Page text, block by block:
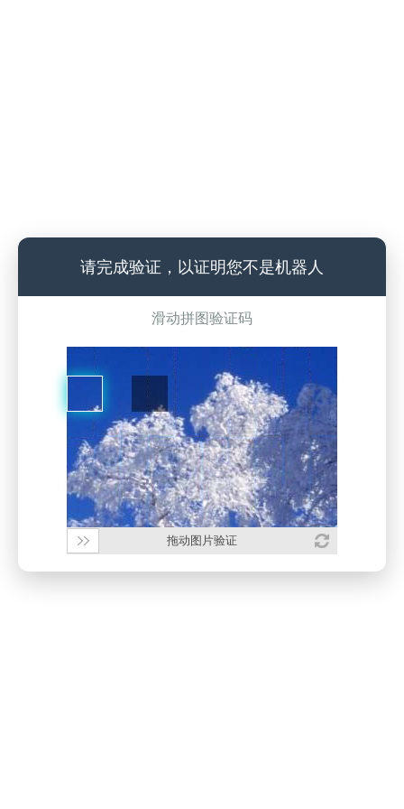
请完成验证，以证明您不是机器人
滑动拼图验证码
拖动图片验证